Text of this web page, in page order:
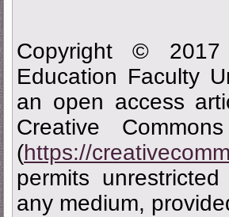
Copyright ©
Education Faculty
an open access
Creative
(https://
permits
any medium,